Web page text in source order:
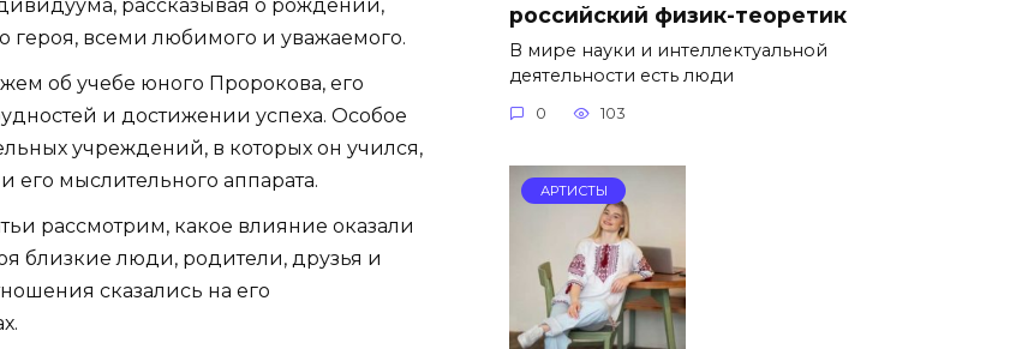
рассказывая о рождении,
героя, всеми любимого и уважаемого.
об учебе юного Пророкова, его
и достижении успеха. Особое
учреждений, в которых он учился,
мыслительного аппарата.
рассмотрим, какое влияние оказали
близкие люди, родители, друзья и
сказались на его
российский физик-теоретик
В мире науки и интеллектуальной
деятельности есть люди
0 103
АРТИСТЫ